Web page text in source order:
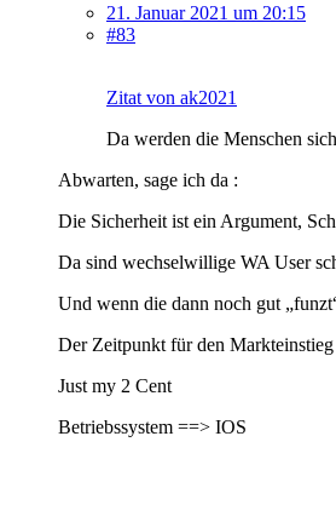
21. Januar 2021 um 20:15
#83
Zitat von ak2021
Da werden die Menschen
Abwarten, sage ich da :
Die Sicherheit ist ein Argument,
Da sind wechselwillige WA User
Und wenn die dann noch gut
Der Zeitpunkt für den
Just my 2 Cent
Betriebssystem ==> IOS